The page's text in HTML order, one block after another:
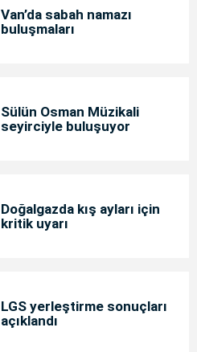
Van’da sabah namazı
buluşmaları
Sülün Osman Müzikali
seyirciyle buluşuyor
Doğalgazda kış ayları için
kritik uyarı
LGS yerleştirme sonuçları
açıklandı